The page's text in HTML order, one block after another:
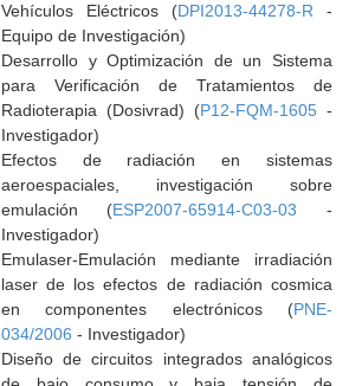
Vehículos Eléctricos (DPI2013-44278-R -
Equipo de Investigación)
Desarrollo y Optimización de un Sistema
para Verificación de Tratamientos de
Radioterapia (Dosivrad) (P12-FQM-1605-
Investigador)
Efectos de radiación en sistemas
aeroespaciales, investigación sobre
emulación (ESP2007-65914-C03-03 -
Investigador)
Emulaser-Emulación mediante irradiación
laser de los efectos de radiación cosmica
en componentes electrónicos (PNE-
034/2006 - Investigador)
Diseño de circuitos integrados analógicos